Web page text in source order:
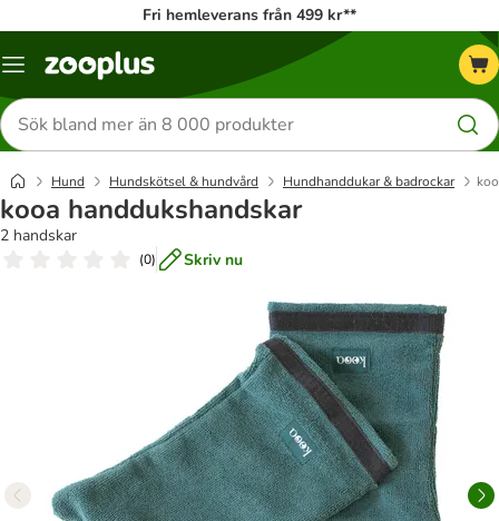
Fri hemleverans från 499 kr**
Katalogmeny
Sök
efter
produkter
Hund Hundskötsel & hundvård Hundhanddukar & badrockar
kooa handdukshandskar
2 handskar
(0) Skriv nu